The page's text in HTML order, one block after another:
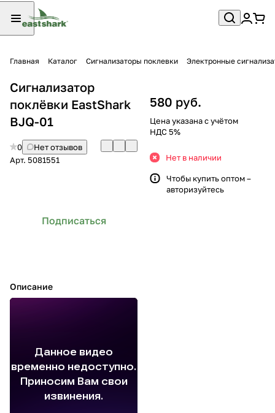
Главная Каталог Сигнализаторы поклевки Электронные
Сигнализатор
поклёвки EastShark
BJQ-01
0
Нет отзывов
Арт. 5081551
Подписаться
Описание
580 руб.
Цена указана с учётом
НДС 5%
Нет в наличии
Чтобы купить оптом –
авторизуйтесь